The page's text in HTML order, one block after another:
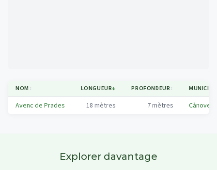
NOM ↕ LONGUEUR↓ PROFONDEUR↕
Avenc de Prades 18 mètres 7mètres Cànoves
Explorer davantage